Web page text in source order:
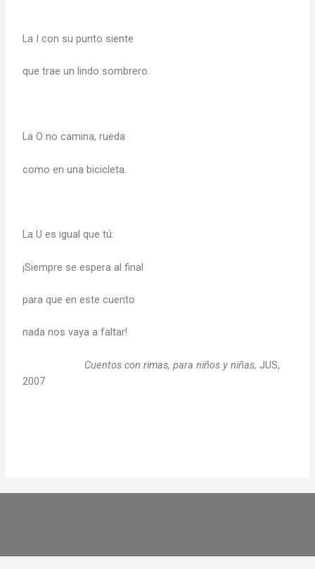
La I con su punto siente
que trae un lindo sombrero.
La O no camina, rueda
como en una bicicleta.
La U es igual que tú:
¡Siempre se espera al final
para que en este cuento
nada nos vaya a faltar!
Cuentos con rimas, para niños y niñas,JUS,
2007